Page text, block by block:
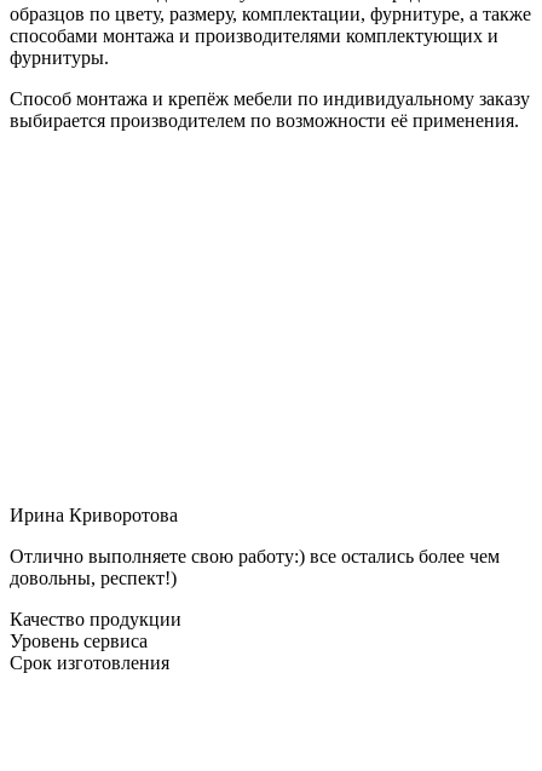
образцов по цвету, размеру, комплектации, фурнитуре, а также
способами монтажа и производителями комплектующих и
фурнитуры.
Способ монтажа и крепёж мебели по индивидуальному заказу
выбирается производителем по возможности её применения.
Ирина Криворотова
Отлично выполняете свою работу:) все остались более чем
довольны, респект!)
Качество продукции
Уровень сервиса
Срок изготовления